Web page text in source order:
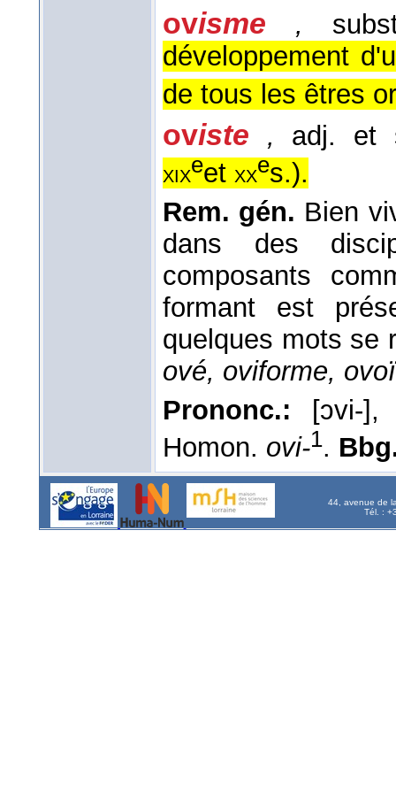
ovisme ,
développement
de tous les êtres
oviste , adj. et
xixeet xxes.).
Rem. gén. Bien
dans des
composants
formant est
quelques mots se
ové, oviforme,
Prononc.: [ɔvi-],
Homon. ovi-1.
44, avenue de
Tél. :